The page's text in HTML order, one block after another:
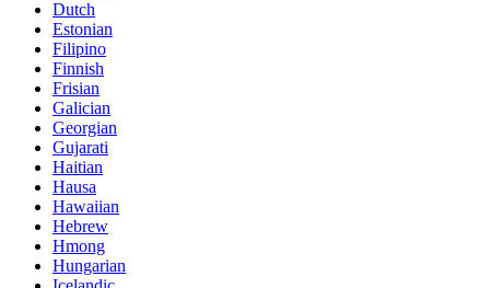
Dutch
Estonian
Filipino
Finnish
Frisian
Galician
Georgian
Gujarati
Haitian
Hausa
Hawaiian
Hebrew
Hmong
Hungarian